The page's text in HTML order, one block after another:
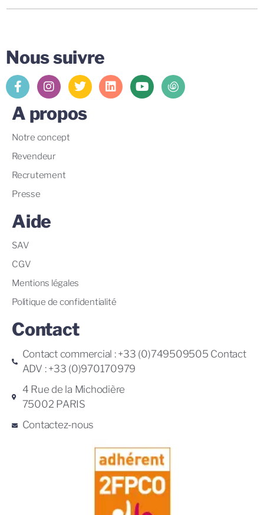
Nous suivre
A propos
Notre concept
Revendeur
Recrutement
Presse
Aide
SAV
CGV
Mentions légales
Politique de confidentialité
Contact
Contact commercial : +33 (0)749509505 Contact
ADV : +33 (0)970170979
4 Rue de la Michodière
75002 PARIS
Contactez-nous